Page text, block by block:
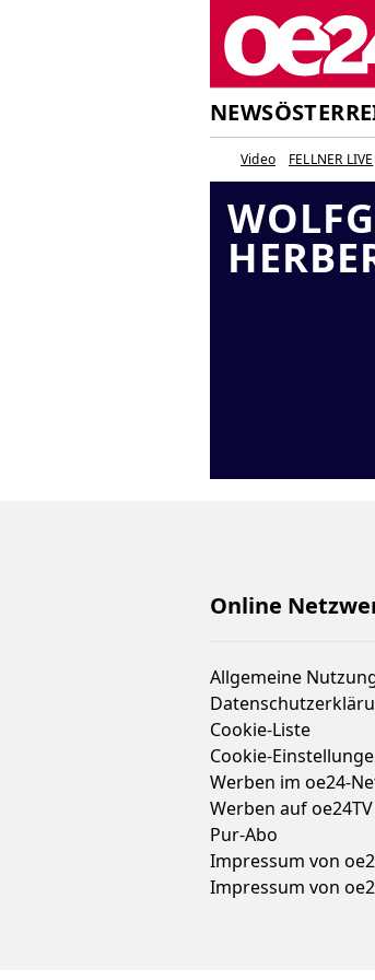
NEWS
Video FELLNER LIVE
Online
Allgemeine
Cookie-Liste
Cookie-
Werben im oe24-
Werben auf oe24TV
Pur-Abo
Impressum von
Impressum von